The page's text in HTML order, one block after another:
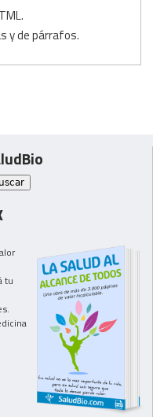
y de párrafos.
tu